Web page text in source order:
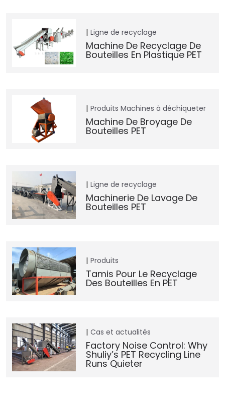
Ligne de recyclage
Machine De Recyclage De
Bouteilles En Plastique PET
Produits Machines à déchiqueter
Machine De Broyage De
Bouteilles PET
Ligne de recyclage
Machinerie De Lavage De
Bouteilles PET
Produits
Tamis Pour Le Recyclage
Des Bouteilles En PET
Cas et actualités
Factory Noise Control: Why
Shuliy’s PET Recycling Line
Runs Quieter